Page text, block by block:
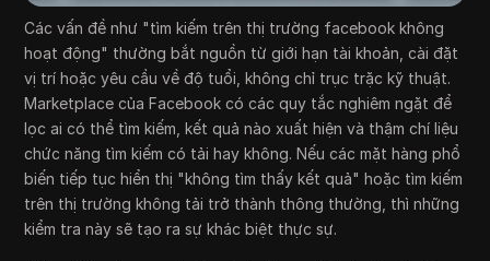
Các vấn đề như "tìm kiếm trên thị trường facebook không
hoạt động" thường bắt nguồn từ giới hạn tài khoản, cài đặt
vị trí hoặc yêu cầu về độ tuổi, không chỉ trục trặc kỹ thuật.
Marketplace của Facebook có các quy tắc nghiêm ngặt để
lọc ai có thể tìm kiếm, kết quả nào xuất hiện và thậm chí liệu
chức năng tìm kiếm có tải hay không. Nếu các mặt hàng phổ
biến tiếp tục hiển thị "không tìm thấy kết quả" hoặc tìm kiếm
trên thị trường không tải trở thành thông thường, thì những
kiểm tra này sẽ tạo ra sự khác biệt thực sự.